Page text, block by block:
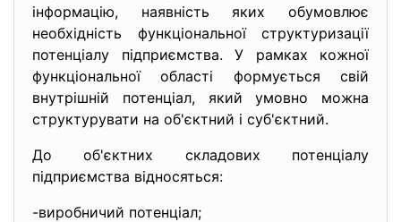
інформацію, наявність яких обумовлює
необхідність функціональної структуризації
потенціалу підприємства. У рамках кожної
функціональної області формується свій
внутрішній потенціал, який умовно можна
структурувати на об'єктний і суб'єктний.
До об'єктних складових потенціалу
підприємства відносяться:
-виробничий потенціал;